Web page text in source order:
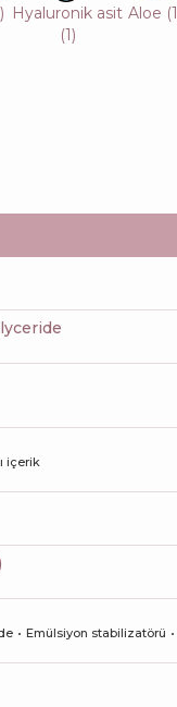
) Hyaluronik asit
(1)
Aloe (1
içerik
Emülsiyon stabilizatörü